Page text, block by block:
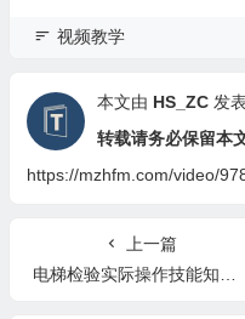
视频教学
本文由 HS_ZC发
转载请务必保留本
https://mzhfm.com/video/
上一篇
电梯检验实际操作技能知识介绍曳引式电梯检验（二）